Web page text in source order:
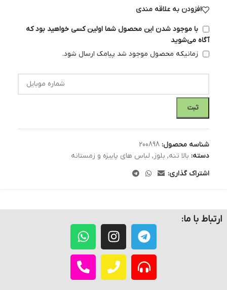
افزودن به علاقه مندی
با موجود شدن این محصول شما اولین کسی خواهید بود که
آگاه می‌شوید
زمانیکه محصول موجود شد پیامک ارسال شود.
ثبت
شناسه محصول: 200898
دسته: بالا تنه, بلوز , لباس های پاییزه و زمستانه
اشتراک گذاری:
ارتباط با ما: